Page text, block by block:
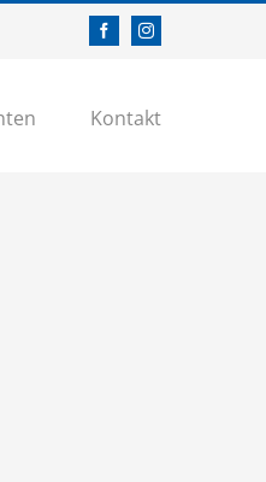
FacebookInstagram
Kontakt